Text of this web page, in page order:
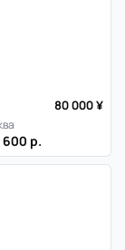
80 000 ¥
р.